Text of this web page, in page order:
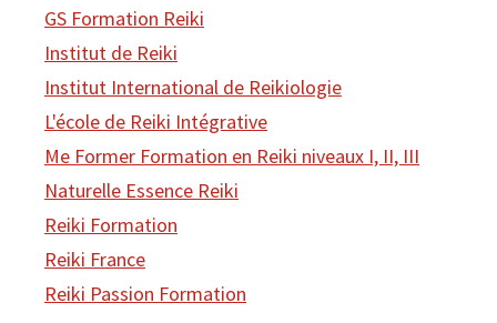
GS Formation Reiki
Institut de Reiki
Institut International de Reikiologie
L'école de Reiki Intégrative
Me Former Formation en Reiki niveaux I, II, III
Naturelle Essence Reiki
Reiki Formation
Reiki France
Reiki Passion Formation